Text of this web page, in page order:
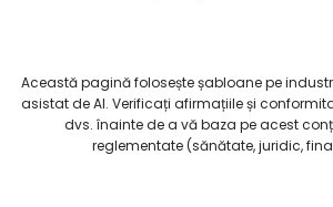
Această pagină folosește șabloane pe
asistat de AI. Verificați afirmațiile și
dvs. înainte de a vă baza pe acest
reglementate (sănătate, juridic,